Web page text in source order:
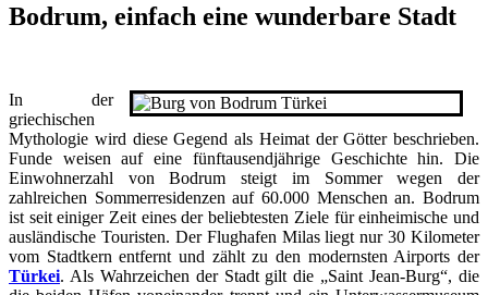
Bodrum, einfach eine wunderbare Stadt
In der
griechischen
Mythologie wird diese Gegend als Heimat der Götter beschrieben.
Funde weisen auf eine fünftausendjährige Geschichte hin. Die
Einwohnerzahl von Bodrum steigt im Sommer wegen der
zahlreichen Sommerresidenzen auf 60.000 Menschen an. Bodrum
ist seit einiger Zeit eines der beliebtesten Ziele für einheimische und
ausländische Touristen. Der Flughafen Milas liegt nur 30 Kilometer
vom Stadtkern entfernt und zählt zu den modernsten Airports der
Türkei. Als Wahrzeichen der Stadt gilt die „Saint Jean-Burg“, die